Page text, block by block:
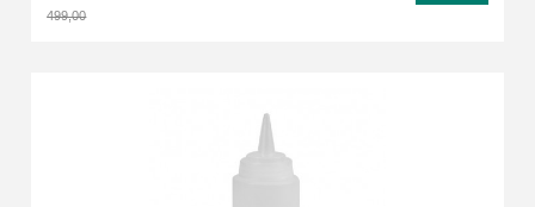
499,00